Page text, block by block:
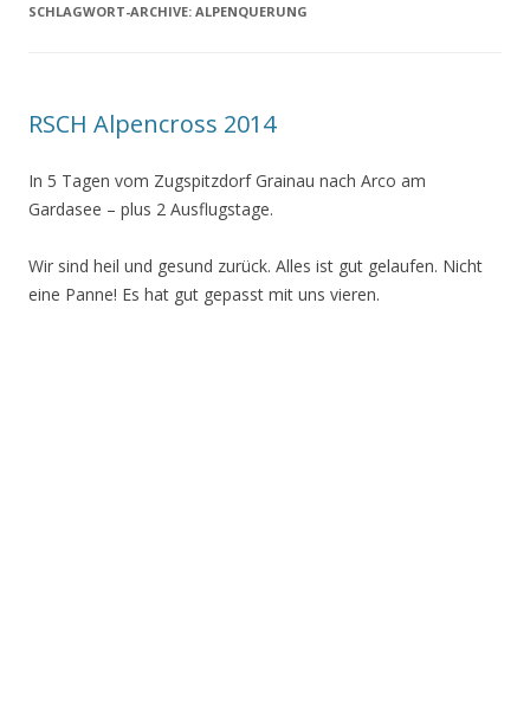
SCHLAGWORT-ARCHIVE: ALPENQUERUNG
RSCH Alpencross 2014
In 5 Tagen vom Zugspitzdorf Grainau nach Arco am
Gardasee – plus 2 Ausflugstage.
Wir sind heil und gesund zurück. Alles ist gut gelaufen. Nicht
eine Panne! Es hat gut gepasst mit uns vieren.